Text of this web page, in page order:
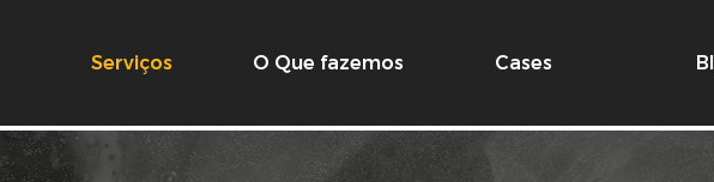
Serviços O Que fazemos Cases